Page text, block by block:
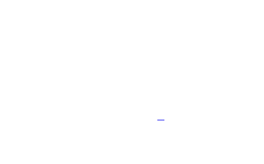
в Новосибирске. Основанная в 1956
первым музыкальным высшим учебным